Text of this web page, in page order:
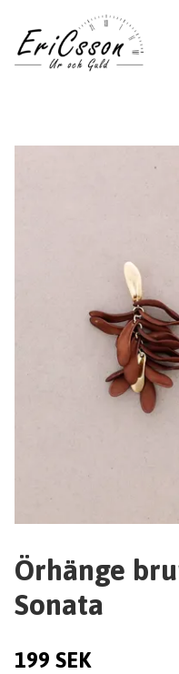
Örhänge
Sonata
199 SEK